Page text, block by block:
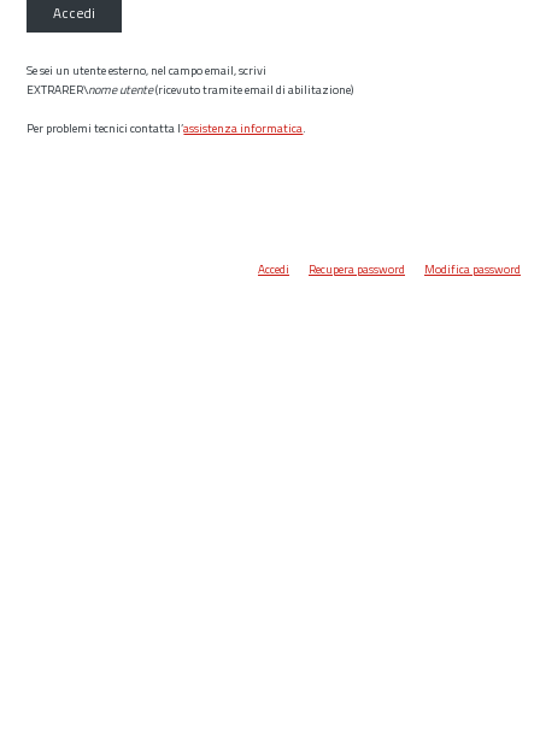
Accedi
Se sei un utente esterno, nel campo email, scrivi
EXTRARER\nome utente(ricevuto tramite email di abilitazione)
Per problemi tecnici contatta l’assistenza informatica.
Accedi Recupera password Modifica password